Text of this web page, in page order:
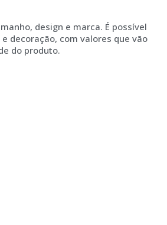
design e marca. É possível
decoração, com valores que vão
do produto.